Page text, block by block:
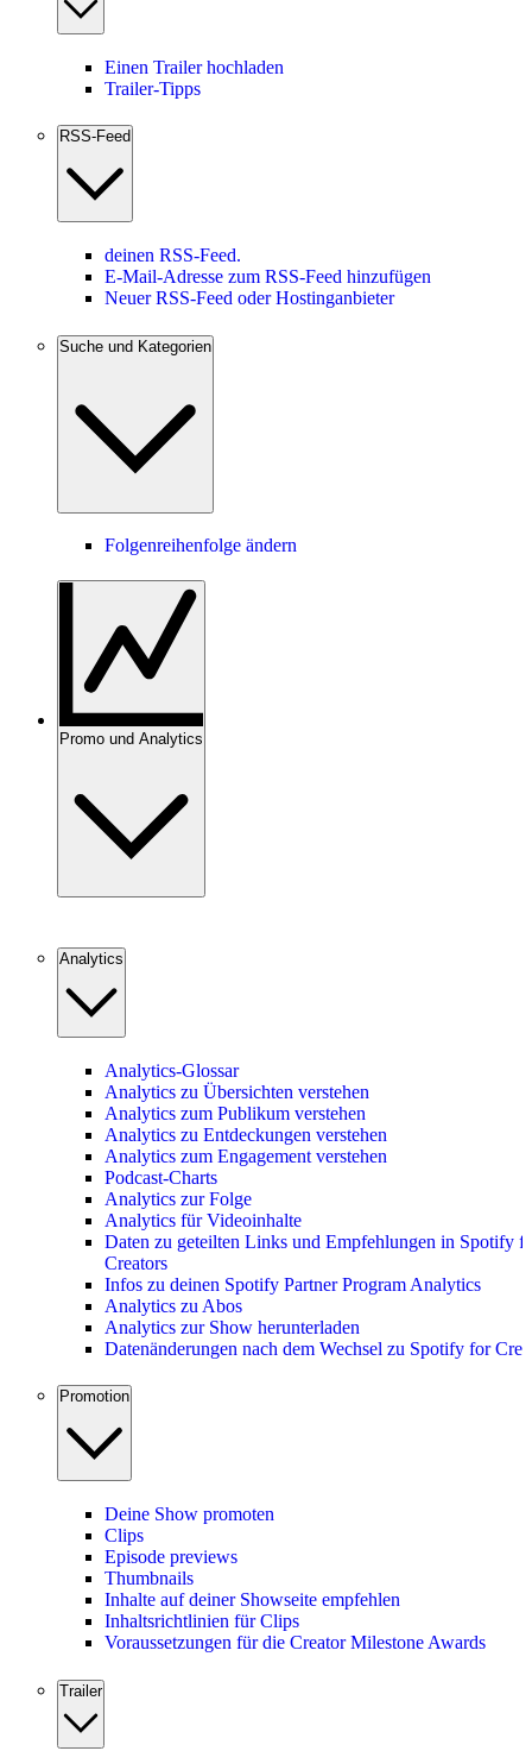
Einen Trailer hochladen
Trailer-Tipps
RSS-Feed
deinen RSS-Feed.
E-Mail-Adresse zum RSS-Feed hinzufügen
Neuer RSS-Feed oder Hostinganbieter
Suche und Kategorien
Folgenreihenfolge ändern
Promo und Analytics
Analytics
Analytics-Glossar
Analytics zu Übersichten verstehen
Analytics zum Publikum verstehen
Analytics zu Entdeckungen verstehen
Analytics zum Engagement verstehen
Podcast-Charts
Analytics zur Folge
Analytics für Videoinhalte
Daten zu geteilten Links und Empfehlungen in Spotify
Creators
Infos zu deinen Spotify Partner Program Analytics
Analytics zu Abos
Analytics zur Show herunterladen
Datenänderungen nach dem Wechsel zu Spotify for
Promotion
Deine Show promoten
Clips
Episode previews
Thumbnails
Inhalte auf deiner Showseite empfehlen
Inhaltsrichtlinien für Clips
Voraussetzungen für die Creator Milestone Awards
Trailer